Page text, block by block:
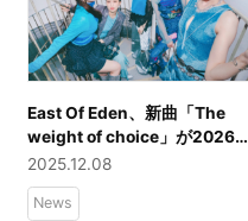
East Of Eden、新曲「The
weight of choice」が2026年
1月〜北山宏光主演ドラマ
『AKIBA LOST』主題歌に！
MINAがメインキャストとして
2025.12.08
News